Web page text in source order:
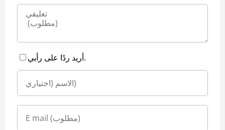
أريد ردًا على رأيي.